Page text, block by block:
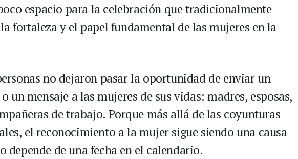
espacio para la celebración que tradicionalmente
fortaleza y el papel fundamental de las mujeres en la
no dejaron pasar la oportunidad de enviar un
un mensaje a las mujeres de sus vidas: madres, esposas,
de trabajo. Porque más allá de las coyunturas
el reconocimiento a la mujer sigue siendo una causa
depende de una fecha en el calendario.